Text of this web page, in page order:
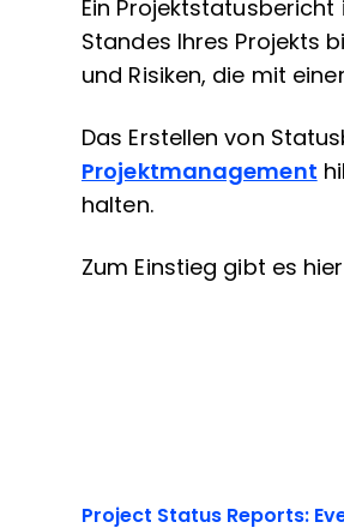
Ein
Standes Ihres Projekts
und Risiken, die mit
Das Erstellen von
Projektmanagement
halten.
Zum Einstieg gibt es
Project Status Reports: